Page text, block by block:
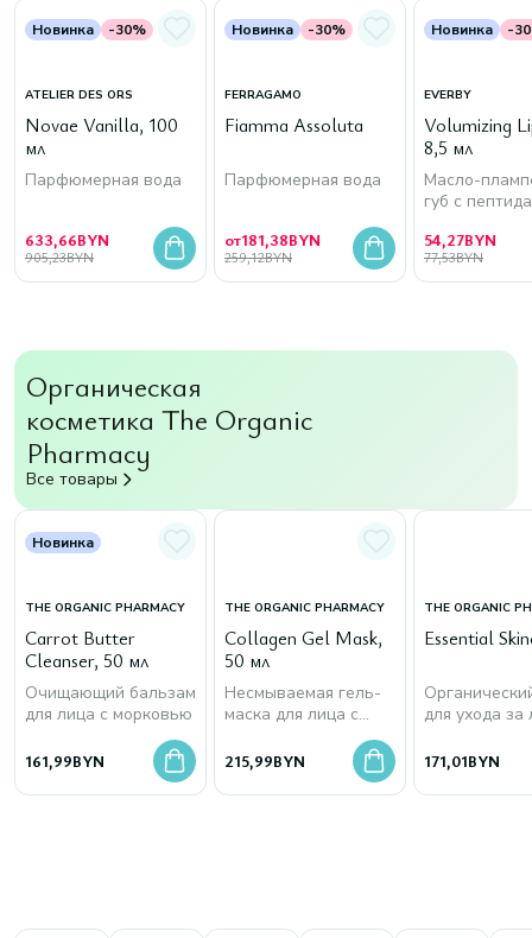
Новинка -30%
ATELIER DES ORS
Novae Vanilla, 100
мл
Парфюмерная вода
633,66BYN
905,23BYN
Новинка -30%
FERRAGAMO
Fiamma Assoluta
Парфюмерная вода
от181,38BYN
259,12BYN
Новинка -
EVERBY
Volumizing
8,5 мл
Масло-
губ с
54,27BYN
77,53BYN
Органическая
косметика The Organic
Pharmacy
Все товары
Новинка
THE ORGANIC PHARMACY
Carrot Butter
Cleanser, 50 мл
Очищающий бальзам
для лица с морковью
161,99BYN
THE ORGANIC PHARMACY
Collagen Gel Mask,
50 мл
Несмываемая гель-
маска для лица с
морским коллагеном
215,99BYN
THE ORGANIC
Essential
для ухода за
171,01BYN